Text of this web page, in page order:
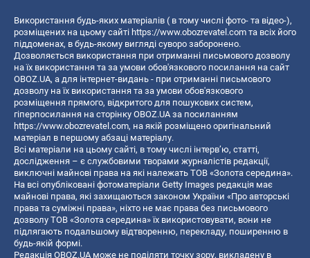
Використання будь-яких матеріалів ( в тому числі фото- та відео-),
розміщених на цьому сайті https://www.obozrevatel.com та всіх його
піддоменах, в будь-якому вигляді суворо заборонено.
Дозволяється використання при отриманні письмового дозволу
на їх використання та за умови обов'язкового посилання на сайт
OBOZ.UA, а для інтернет-видань - при отриманні письмового
дозволу на їх використання та за умови обов'язкового
розміщення прямого, відкритого для пошукових систем,
гіперпосилання на сторінку OBOZ.UA за посиланням
https://www.obozrevatel.com, на якій розміщено оригінальний
матеріал в першому абзаці матеріалу.
Всі матеріали на цьому сайті, в тому числі інтерв’ю, статті,
дослідження – є службовими творами журналістів редакції,
виключні майнові права на які належать ТОВ «Золота середина».
На всі опубліковані фотоматеріали Getty Images редакція має
майнові права, які захищаються законом України «Про авторські
права та суміжні права», ніхто не має права без письмового
дозволу ТОВ «Золота середина» їх використовувати, вони не
підлягають подальшому відтворенню, перекладу, поширенню в
будь-якій формі.
Редакція OBOZ.UA може не поділяти точку зору, викладену в